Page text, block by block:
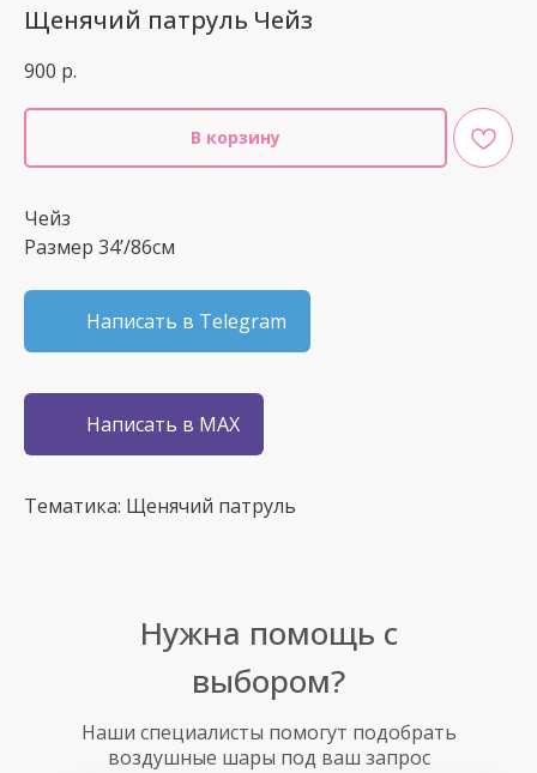
Щенячий патруль Чейз
900 р.
В корзину
Чейз
Размер 34’/86см
Написать в Telegram
Написать в MAX
Тематика: Щенячий патруль
Наши специалисты помогут подобрать
воздушные шары под ваш запрос
Нужна помощь с
выбором?